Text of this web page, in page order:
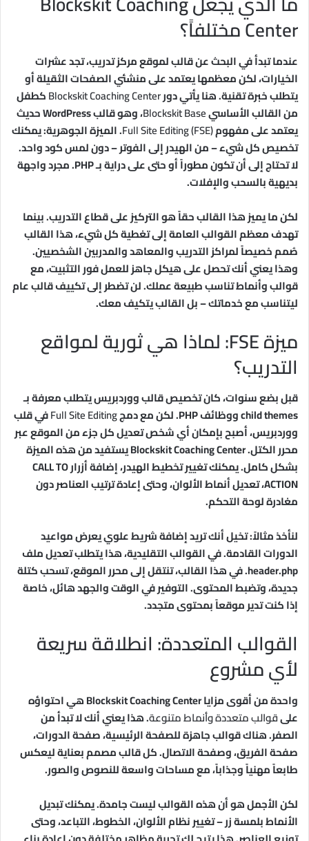
Center مختلفاً؟
عندما تبدأ في البحث عن قالب لموقع مركز تدريب، تجد عشرات
الخيارات، لكن معظمها يعتمد على منشئي الصفحات الثقيلة أو
يتطلب خبرة تقنية. هنا يأتي دورBlockskit Coaching Centerكطفل
من القالب الأساسيBlockskit Base
، وهو قالب WordPress حديث
يعتمد على مفهومFull Site Editing (FSE). الميزة الجوهرية: يمكنك
تخصيص كل شيء – من الهيدر إلى الفوتر – دون لمس كود واحد.
لا تحتاج إلى أن تكون مطوراً أو حتى على دراية بـ PHP. مجرد واجهة
بديهية بالسحب والإفلات.
لكن ما يميز هذا القالب حقاً هو التركيز على قطاع التدريب. بينما
تهدف معظم القوالب العامة إلى تغطية كل شيء، هذا القالب
صُمم خصيصاً لمراكز التدريب والمعاهد والمدربين الشخصيين.
وهذا يعني أنك تحصل على هيكل جاهز للعمل فور التثبيت، مع
قوالب وأنماط تناسب طبيعة عملك. لن تضطر إلى تكييف قالب عام
ليتناسب مع خدماتك – بل القالب يتكيف معك.
ميزة FSE: لماذا هي ثورية لمواقع
التدريب؟
قبل بضع سنوات، كان تخصيص قالب ووردبريس يتطلب معرفة بـ
child themes ووظائف PHP. لكن مع دمج
Full Site Editingفي قلب
ووردبريس، أصبح بإمكان أي شخص تعديل كل جزء من الموقع عبر
محرر الكتل. Blockskit Coaching Center يستفيد من هذه الميزة
بشكل كامل. يمكنك تغيير تخطيط الهيدر، إضافة أزرار CALL TO
ACTION، تعديل أنماط الألوان، وحتى إعادة ترتيب العناصر دون
مغادرة لوحة التحكم.
لنأخذ مثالاً: تخيل أنك تريد إضافة شريط علوي يعرض مواعيد
الدورات القادمة. في القوالب التقليدية، هذا يتطلب تعديل ملف
header.php. في هذا القالب، تنتقل إلى محرر الموقع، تسحب كتلة
جديدة، وتضبط المحتوى. التوفير في الوقت والجهد هائل، خاصة
إذا كنت تدير موقعاً بمحتوى متجدد.
القوالب المتعددة: انطلاقة سريعة
لأي مشروع
واحدة من أقوى مزايا Blockskit Coaching Center هي احتواؤه
علىقوالب متعددة وأنماط متنوعة. هذا يعني أنك لا تبدأ من
الصفر. هناك قوالب جاهزة للصفحة الرئيسية، صفحة الدورات،
صفحة الفريق، وصفحة الاتصال. كل قالب مصمم بعناية ليعكس
طابعاً مهنياً وجذاباً، مع مساحات واسعة للنصوص والصور.
لكن الأجمل هو أن هذه القوالب ليست جامدة. يمكنك تبديل
الأنماط بلمسة زر – تغيير نظام الألوان، الخطوط، التباعد، وحتى